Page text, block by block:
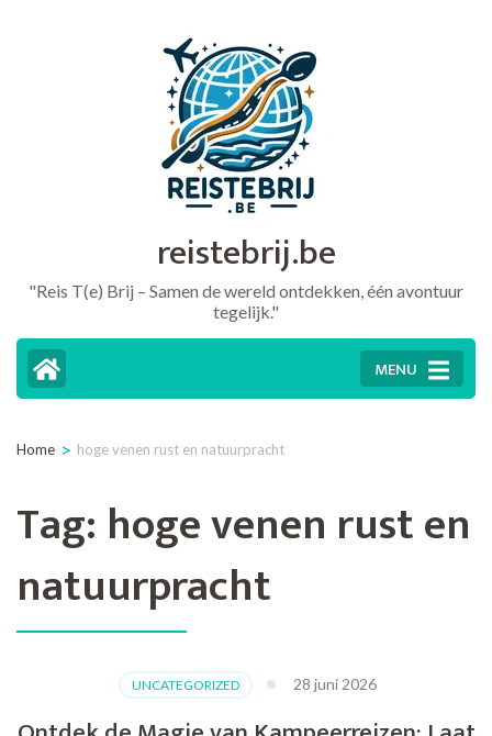
reistebrij.be
"Reis T(e) Brij – Samen de wereld ontdekken, één avontuur
tegelijk."
MENU
Home > hoge venen rust en natuurpracht
Tag: hoge venen rust en
natuurpracht
UNCATEGORIZED 28 juni 2026